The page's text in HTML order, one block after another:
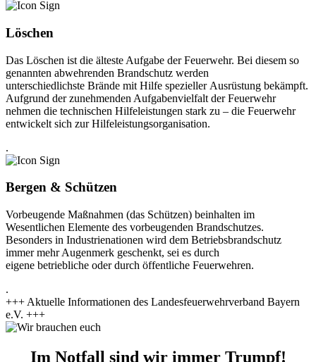
Löschen
Das Löschen ist die älteste Aufgabe der Feuerwehr. Bei diesem so
genannten abwehrenden Brandschutz werden
unterschiedlichste Brände mit Hilfe spezieller Ausrüstung bekämpft.
Aufgrund der zunehmenden Aufgabenvielfalt der Feuerwehr
nehmen die technischen Hilfeleistungen stark zu – die Feuerwehr
entwickelt sich zur Hilfeleistungsorganisation.
.
Bergen & Schützen
Vorbeugende Maßnahmen (das Schützen) beinhalten im
Wesentlichen Elemente des vorbeugenden Brandschutzes.
Besonders in Industrienationen wird dem Betriebsbrandschutz
immer mehr Augenmerk geschenkt, sei es durch
eigene betriebliche oder durch öffentliche Feuerwehren.
.
+++ Aktuelle Informationen des Landesfeuerwehrverband Bayern
e.V. +++
Im Notfall sind wir immer Trumpf!